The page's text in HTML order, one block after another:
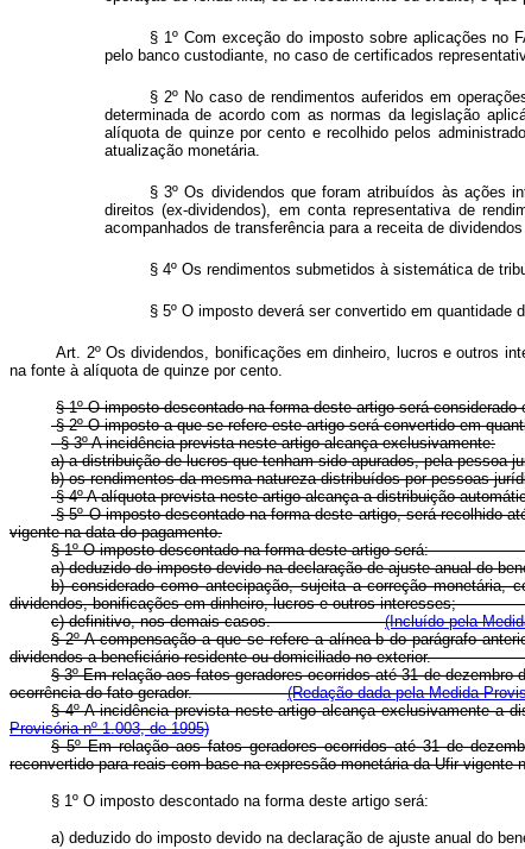
§ 1º Com exceção do imposto sobre aplicações no
pelo banco custodiante, no caso de certificados
§ 2º No caso de rendimentos auferidos em
determinada de acordo com as normas da legislação
alíquota de quinze por cento e recolhido pelos
atualização monetária.
§ 3º Os dividendos que foram atribuídos às ações
direitos (ex-dividendos), em conta representativa de
acompanhados de transferência para a receita de
§ 4º Os rendimentos submetidos à sistemática de
§ 5º O imposto deverá ser convertido em
Art. 2º Os dividendos, bonificações em dinheiro, lucros e outros
na fonte à alíquota de quinze por cento.
§ 1º O imposto descontado na forma deste artigo será
§ 2º O imposto a que se refere este artigo será convertido em
§ 3º A incidência prevista neste artigo alcança exclusivamente:
a) a distribuição de lucros que tenham sido apurados, pela pessoa
b) os rendimentos da mesma natureza distribuídos por pessoas
§ 4º A alíquota prevista neste artigo alcança a distribuição
§ 5º O imposto descontado na forma deste artigo, será recolhido
vigente na data do pagamento.
§ 1º O imposto descontado na forma deste artigo
a) deduzido do imposto devido na declaração de ajuste
b) considerado como antecipação, sujeita a correção
dividendos, bonificações em dinheiro, lucros e outros
c) definitivo, nos demais casos.(Incluído pela
§ 2º A compensação a que se refere a alínea b do parágrafo
dividendos a beneficiário residente ou domiciliado no
§ 3º Em relação aos fatos geradores ocorridos até 31 de
ocorrência do fato gerador.(Redação dada pela Medida
§ 4º A incidência prevista neste artigo alcança
Provisória nº 1.003, de 1995)
§ 5º Em relação aos fatos geradores ocorridos até 31 de
reconvertido para reais com base na expressão monetária da
§ 1º O imposto descontado na forma deste artigo
a) deduzido do imposto devido na declaração de ajuste